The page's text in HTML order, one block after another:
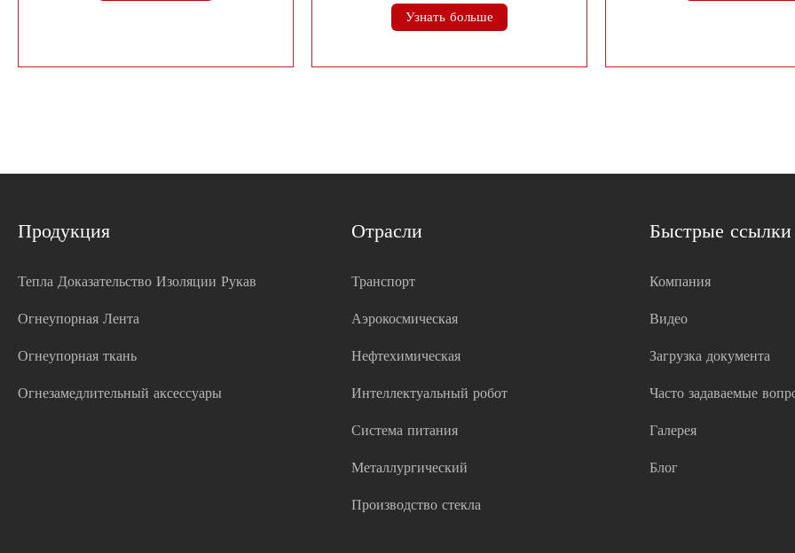
Узнать больше
Продукция
Тепла Доказательство Изоляции Рукав
Огнеупорная Лента
Огнеупорная ткань
Огнезамедлительный аксессуары
Отрасли
Транспорт
Аэрокосмическая
Нефтехимическая
Интеллектуальный робот
Система питания
Металлургический
Производство стекла
Быстрые ссылки
Компания
Видео
Загрузка документа
Часто задаваемые
Галерея
Блог